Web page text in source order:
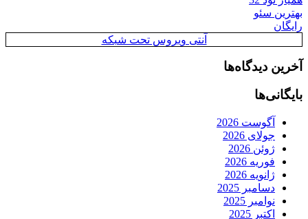
بهترین سئو
رایگان
آنتی ویروس تحت شبکه
آخرین دیدگاه‌ها
بایگانی‌ها
آگوست 2026
جولای 2026
ژوئن 2026
فوریه 2026
ژانویه 2026
دسامبر 2025
نوامبر 2025
اکتبر 2025